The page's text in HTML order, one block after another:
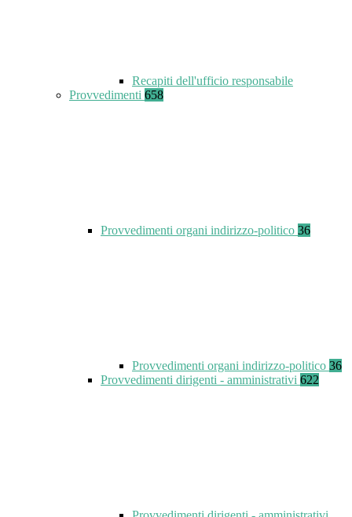
Recapiti dell'ufficio responsabile
Provvedimenti 658
Provvedimenti organi indirizzo-politico 36
Provvedimenti organi indirizzo-politico 36
Provvedimenti dirigenti - amministrativi 622